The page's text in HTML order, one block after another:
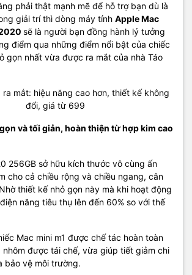
phải thật mạnh mẽ để hỗ trợ bạn dù là
giải trí thì dòng máy tính Apple Mac
sẽ là người bạn đồng hành lý tưởng
điểm qua những điểm nổi bật của chiếc
gọn nhất vừa được ra mắt của nhà Táo
và tối giản, hoàn thiện từ hợp kim cao
256GB sở hữu kích thước vô cùng ấn
cho cả chiều rộng và chiều ngang, cân
thiết kế nhỏ gọn này mà khi hoạt động
năng tiêu thụ lên đến 60% so với thế
Mac mini m1 được chế tác hoàn toàn
nhôm được tái chế, vừa giúp tiết giảm chi
bảo vệ môi trường.
Phân Phối Linh Kiện Chính Hãng
Đình Chiểu Phường 4 Quận 3 TP.HCM
Điện thoại: 09 22.19.79.79
8h30 - 19h00 ( Chủ Nhật làm việc từ 9h30
đến 18h)